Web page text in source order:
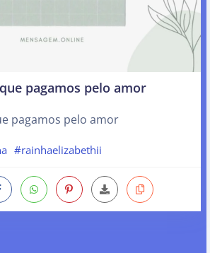
pagamos pelo amor
pagamos pelo amor
#rainhaelizabethii